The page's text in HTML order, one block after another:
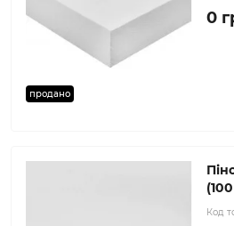
продано
0
Код